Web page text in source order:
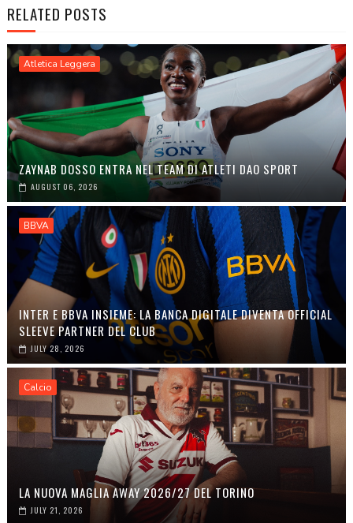
RELATED POSTS
Atletica Leggera
ZAYNAB DOSSO ENTRA NEL TEAM DI ATLETI DAO SPORT
AUGUST 06, 2026
BBVA
INTER E BBVA INSIEME: LA BANCA DIGITALE DIVENTA OFFICIAL
SLEEVE PARTNER DEL CLUB
JULY 28, 2026
Calcio
LA NUOVA MAGLIA AWAY 2026/27 DEL TORINO
JULY 21, 2026